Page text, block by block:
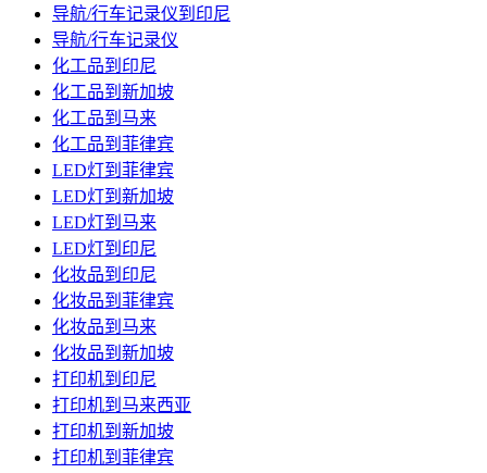
导航/行车记录仪到印尼
导航/行车记录仪
化工品到印尼
化工品到新加坡
化工品到马来
化工品到菲律宾
LED灯到菲律宾
LED灯到新加坡
LED灯到马来
LED灯到印尼
化妆品到印尼
化妆品到菲律宾
化妆品到马来
化妆品到新加坡
打印机到印尼
打印机到马来西亚
打印机到新加坡
打印机到菲律宾